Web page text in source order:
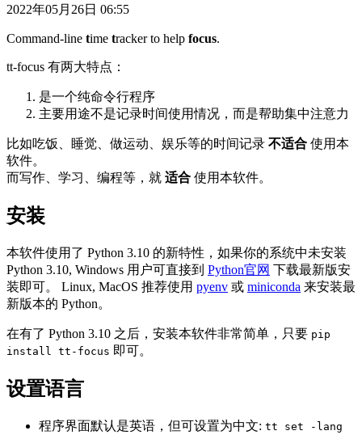
2022年05月26日 06:55
Command-line time tracker to help focus.
tt-focus 有两大特点：
是一个纯命令行程序
主要用途不是记录时间使用情况，而是帮助集中注意力
比如吃饭、睡觉、做运动、娱乐等的时间记录 不适合 使用本
软件。
而写作、学习、编程等，就 适合 使用本软件。
安装
本软件使用了 Python 3.10 的新特性，如果你的系统中未安装
Python 3.10, Windows 用户可直接到 Python官网 下载最新版安
装即可。 Linux, MacOS 推荐使用 pyenv 或 miniconda 来安装最
新版本的 Python。
在有了 Python 3.10 之后，安装本软件非常简单，只要 pip
install tt-focus 即可。
设置语言
程序界面默认是英语，但可设置为中文: tt set -lang